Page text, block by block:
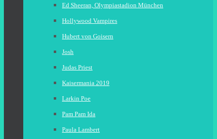
Ed Sheeran, Olympiastadion München
Hollywood Vampires
Hubert von Goisern
Josh
Judas Priest
Kaisermania 2019
Larkin Poe
Pam Pam Ida
Paula Lambert